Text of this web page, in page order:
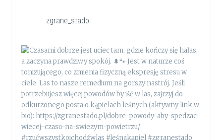
zgrane_stado